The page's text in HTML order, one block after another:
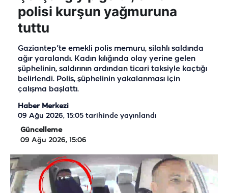
polisi kurşun yağmuruna
tuttu
Gaziantep’te emekli polis memuru, silahlı saldırıda
ağır yaralandı. Kadın kılığında olay yerine gelen
şüphelinin, saldırının ardından ticari taksiyle kaçtığı
belirlendi. Polis, şüphelinin yakalanması için
çalışma başlattı.
Haber Merkezi
09 Ağu 2026, 15:05 tarihinde yayınlandı
Güncelleme
09 Ağu 2026, 15:06